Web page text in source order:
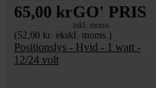
65,00 krGO' PRIS
inkl. moms
(52,00 kr. ekskl. moms.)
Positionslys - Hvid - 1 watt -
12/24 volt